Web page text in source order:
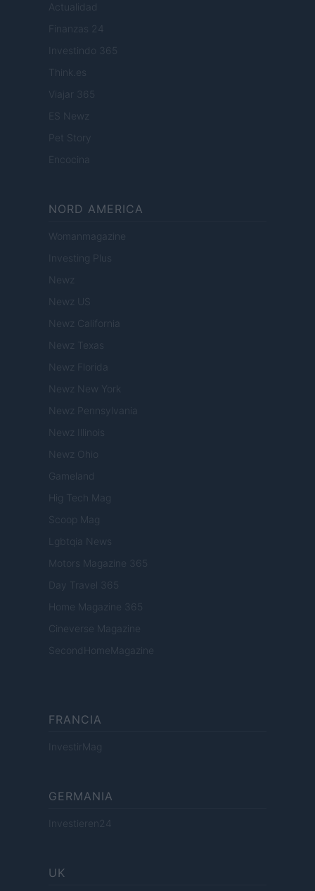
Actualidad
Finanzas 24
Investindo 365
Think.es
Viajar 365
ES Newz
Pet Story
Encocina
NORD AMERICA
Womanmagazine
Investing Plus
Newz
Newz US
Newz California
Newz Texas
Newz Florida
Newz New York
Newz Pennsylvania
Newz Illinois
Newz Ohio
Gameland
Hig Tech Mag
Scoop Mag
Lgbtqia News
Motors Magazine 365
Day Travel 365
Home Magazine 365
Cineverse Magazine
SecondHomeMagazine
FRANCIA
InvestirMag
GERMANIA
Investieren24
UK